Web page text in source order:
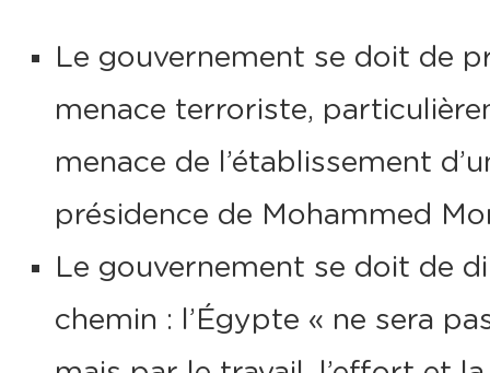
Le gouvernement se doit de
menace terroriste,
menace de l’établissement
présidence de Mohammed
Le gouvernement se doit de
chemin : l’Égypte « ne sera